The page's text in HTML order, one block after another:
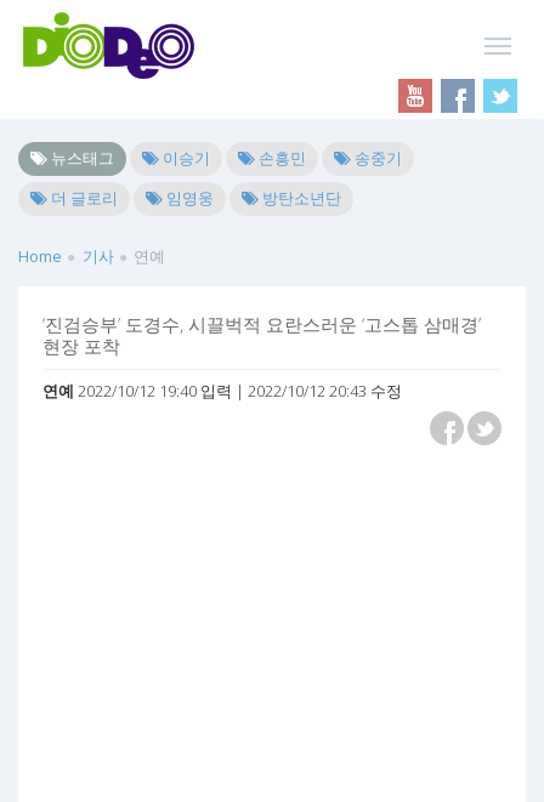
뉴스태그 이승기 손흥민
송중기
더 글로리
임영웅 방탄소년단
Home 기사 연예
‘진검승부’ 도경수, 시끌벅적 요란스러운 ‘고스톱 삼매경’
현장 포착
연예 2022/10/12 19:40 입력 | 2022/10/12 20:43 수정